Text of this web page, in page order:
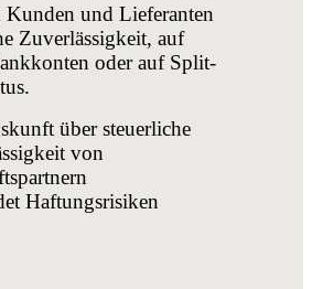
und Lieferanten
Zuverlässigkeit, auf
oder auf Split-
über steuerliche
von
Haftungsrisiken